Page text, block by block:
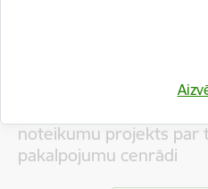
noteikumu projekts par
pakalpojumu cenrādi